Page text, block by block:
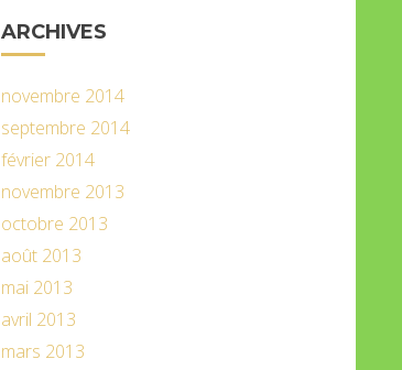
ARCHIVES
novembre 2014
septembre 2014
février 2014
novembre 2013
octobre 2013
août 2013
mai 2013
avril 2013
mars 2013